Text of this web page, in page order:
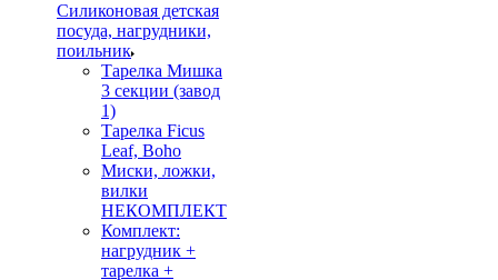
Силиконовая детская
посуда, нагрудники,
поильник
Тарелка Мишка
3 секции (завод
1)
Тарелка Ficus
Leaf, Boho
Миски, ложки,
вилки
НЕКОМПЛЕКТ
Комплект:
нагрудник +
тарелка +